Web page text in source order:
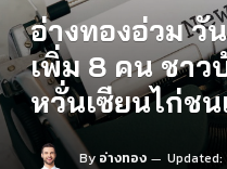
อ่างทองอ่วม วั
เพิ่ม 8 คน ชาว
หวั่นเซียนไก่ช
By อ่างทอง Updated: